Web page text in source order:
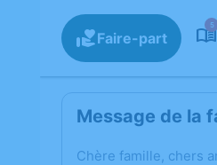
Faire-part
5
Message de la
Chère famille, chers